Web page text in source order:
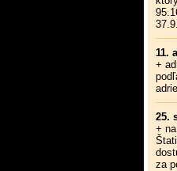
11.
+
25.
+
za